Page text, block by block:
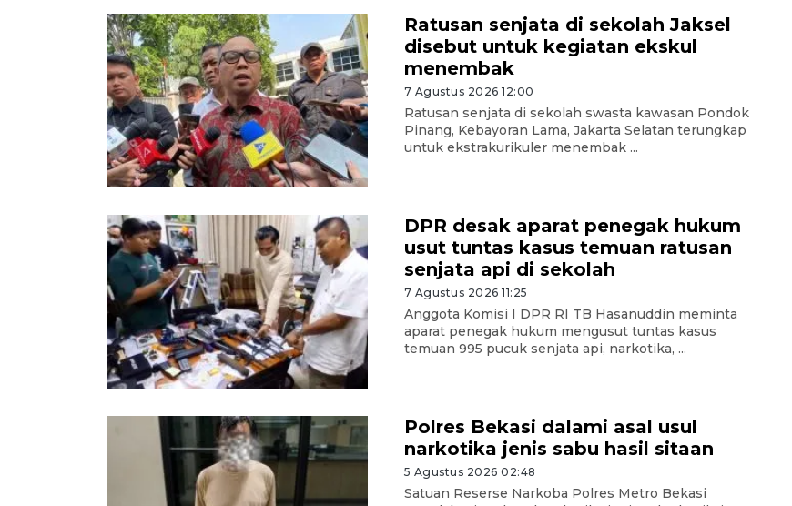
Ratusan senjata di sekolah Jaksel
disebut untuk kegiatan ekskul
menembak
7 Agustus 2026 12:00
Ratusan senjata di sekolah swasta kawasan Pondok
Pinang, Kebayoran Lama, Jakarta Selatan terungkap
untuk ekstrakurikuler menembak ...
DPR desak aparat penegak hukum
usut tuntas kasus temuan ratusan
senjata api di sekolah
7 Agustus 2026 11:25
Anggota Komisi I DPR RI TB Hasanuddin meminta
aparat penegak hukum mengusut tuntas kasus
temuan 995 pucuk senjata api, narkotika, ...
Polres Bekasi dalami asal usul
narkotika jenis sabu hasil sitaan
5 Agustus 2026 02:48
Satuan Reserse Narkoba Polres Metro Bekasi